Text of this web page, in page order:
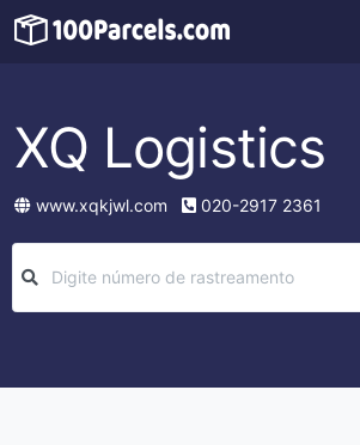
XQ Logistics
www.xqkjwl.com 020-2917 2361